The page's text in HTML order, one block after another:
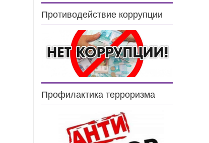
Противодействие коррупции
Профилактика терроризма